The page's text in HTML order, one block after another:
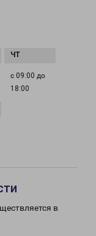
с 09:00 до
18:00
в